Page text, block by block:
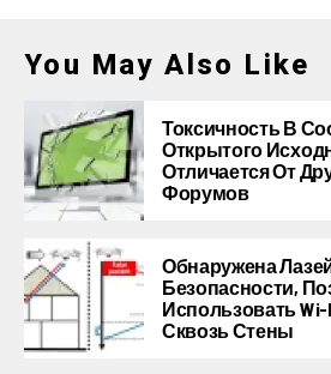
You May Also Like
Токсичность В
Открытого
Отличается От
Форумов
Обнаружена
Безопасности,
Использовать
Сквозь Стены